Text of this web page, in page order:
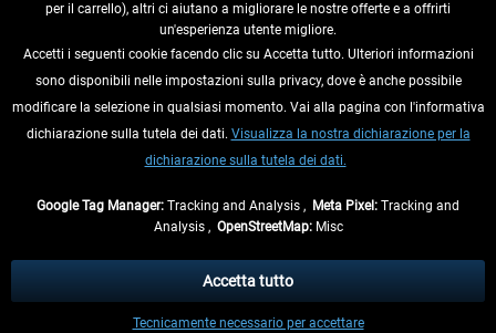
RECEDERE DAL CONTRATTO
INFORMAZIONI
eventualmente le spese di spedizione, se non diversamente descritto.
** Riguarda le spedizioni al di fuori della Germania, i tempi di consegna per le
per il carrello), altri ci aiutano a migliorare le nostre offerte e a offrirti
un'esperienza utente migliore.
Accetti i seguenti cookie facendo clic su Accetta tutto. Ulteriori informazioni
sono disponibili nelle impostazioni sulla privacy, dove è anche possibile
modificare la selezione in qualsiasi momento. Vai alla pagina con l'informativa
dichiarazione sulla tutela dei dati. Visualizza la nostra dichiarazione per la
dichiarazione sulla tutela dei dati.
Google Tag Manager: Tracking and Analysis , Meta Pixel: Tracking and
Analysis , OpenStreetMap:Misc
Tecnicamente necessario per accettare
Accetta tutto